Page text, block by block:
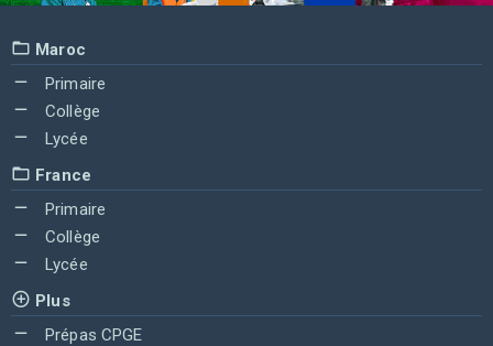
Maroc
Primaire
Collège
Lycée
France
Primaire
Collège
Lycée
Plus
Prépas CPGE